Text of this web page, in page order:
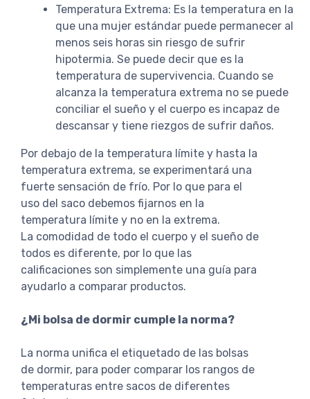
Temperatura Extrema: Es la temperatura en la
que una mujer estándar puede permanecer al
menos seis horas sin riesgo de sufrir
hipotermia. Se puede decir que es la
temperatura de supervivencia. Cuando se
alcanza la temperatura extrema no se puede
conciliar el sueño y el cuerpo es incapaz de
descansar y tiene riezgos de sufrir daños.
Por debajo de la temperatura límite y hasta la
temperatura extrema, se experimentará una
fuerte sensación de frío. Por lo que para el
uso del saco debemos fijarnos en la
temperatura límite y no en la extrema.
La comodidad de todo el cuerpo y el sueño de
todos es diferente, por lo que las
calificaciones son simplemente una guía para
ayudarlo a comparar productos.
¿Mi bolsa de dormir cumple la norma?
La norma unifica el etiquetado de las bolsas
de dormir, para poder comparar los rangos de
temperaturas entre sacos de diferentes